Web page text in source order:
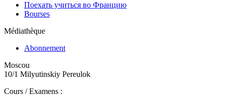
Поехать учиться во Францию
Bourses
Médiathèque
Abonnement
Moscou
10/1 Milyutinskiy Pereulok
Cours / Examens :